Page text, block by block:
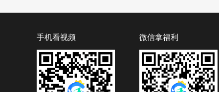
手机看视频 微信拿福利